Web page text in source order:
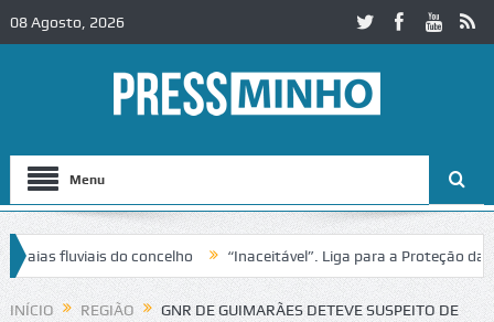
08 Agosto, 2026
Menu
fluviais do concelho “Inaceitável”. Liga para a Proteção da
no IC2 em Alcobaça Igreja do Castelo de Cerveira
INÍCIO REGIÃO
GNR DE GUIMARÃES DETEVE SUSPEITO DE